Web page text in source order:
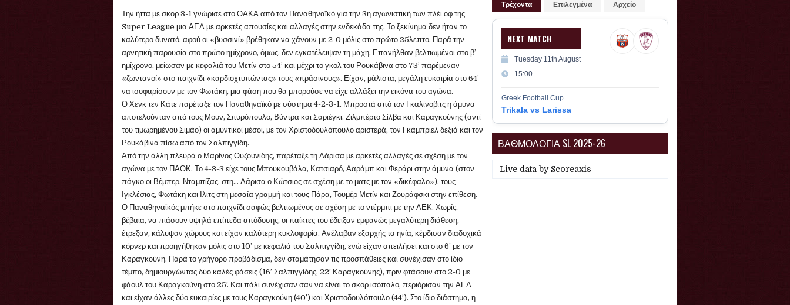
Την ήττα με σκορ 3-1 γνώρισε στο ΟΑΚΑ από τον Παναθηναϊκό για την 3η αγωνιστική των πλέι οφ της
Super League μια ΑΕΛ με αρκετές απουσίες και αλλαγές στην ενδεκάδα της. Το ξεκίνημα δεν ήταν το
καλύτερο δυνατό, αφού οι «βυσσινί» βρέθηκαν να χάνουν με 2-0 μόλις στο πρώτο 25λεπτο. Παρά την
αρνητική παρουσία στο πρώτο ημίχρονο, όμως, δεν εγκατέλειψαν τη μάχη. Επανήλθαν βελτιωμένοι στο β’
ημίχρονο, μείωσαν με κεφαλιά του Μετίν στο 54’ και μέχρι το γκολ του Ρουκάβινα στο 73’ παρέμεναν
«ζωντανοί» στο παιχνίδι «καρδιοχτυπώντας» τους «πράσινους». Είχαν, μάλιστα, μεγάλη ευκαιρία στο 64’
να ισοφαρίσουν με τον Φωτάκη, μια φάση που θα μπορούσε να είχε αλλάξει την εικόνα του αγώνα.
Ο Χενκ τεν Κάτε παρέταξε τον Παναθηναϊκό με σύστημα 4-2-3-1. Μπροστά από τον Γκαλίνοβιτς η άμυνα
αποτελούνταν από τους Μουν, Σπυρόπουλο, Βύντρα και Σαριέγκι. Ζιλμπέρτο Σίλβα και Καραγκούνης (αντί
του τιμωρημένου Σιμάο) οι αμυντικοί μέσοι, με τον Χριστοδουλόπουλο αριστερά, τον Γκάμπριελ δεξιά και τον
Ρουκάβινα πίσω από τον Σαλπιγγίδη.
Από την άλλη πλευρά ο Μαρίνος Ουζουνίδης, παρέταξε τη Λάρισα με αρκετές αλλαγές σε σχέση με τον
αγώνα με τον ΠΑΟΚ. Το 4-3-3 είχε τους Μπουκουβάλα, Κατσιαρό, Ααράμπ και Φεράρι στην άμυνα (στον
πάγκο οι Βέμπερ, Νταμπίζας, στη... Λάρισα ο Κώτσιος σε σχέση με το ματς με τον «δικέφαλο»), τους
Ιγκλέσιας, Φωτάκη και Ιλιτς στη μεσαία γραμμή και τους Πάρα, Τουμέρ Μετίν και Ζουράφσκι στην επίθεση.
Ο Παναθηναϊκός μπήκε στο παιχνίδι σαφώς βελτιωμένος σε σχέση με το ντέρμπι με την ΑΕΚ. Χωρίς,
βέβαια, να πιάσουν υψηλά επίπεδα απόδοσης, οι παίκτες του έδειξαν εμφανώς μεγαλύτερη διάθεση,
έτρεξαν, κάλυψαν χώρους και είχαν καλύτερη κυκλοφορία. Ανέλαβαν εξαρχής τα ηνία, κέρδισαν διαδοχικά
κόρνερ και προηγήθηκαν μόλις στο 10’ με κεφαλιά του Σαλπιγγίδη, ενώ είχαν απειλήσει και στο 6’ με τον
Καραγκούνη. Παρά το γρήγορο προβάδισμα, δεν σταμάτησαν τις προσπάθειες και συνέχισαν στο ίδιο
τέμπο, δημιουργώντας δύο καλές φάσεις (16’ Σαλπιγγίδης, 22’ Καραγκούνης), πριν φτάσουν στο 2-0 με
φάουλ του Καραγκούνη στο 25’. Και πάλι συνέχισαν σαν να είναι το σκορ ισόπαλο, περιόρισαν την ΑΕΛ
και είχαν άλλες δύο ευκαιρίες με τους Καραγκούνη (40’) και Χριστοδουλόπουλο (44’). Στο ίδιο διάστημα, η
Τρέχοντα Επιλεγμένα Αρχείο
NEXT MATCH
Tuesday 11th August
15:00
Greek Football Cup
Trikala vs Larissa
ΒΑΘΜΟΛΟΓΙΑ SL 2025-26
Live data by Scoreaxis